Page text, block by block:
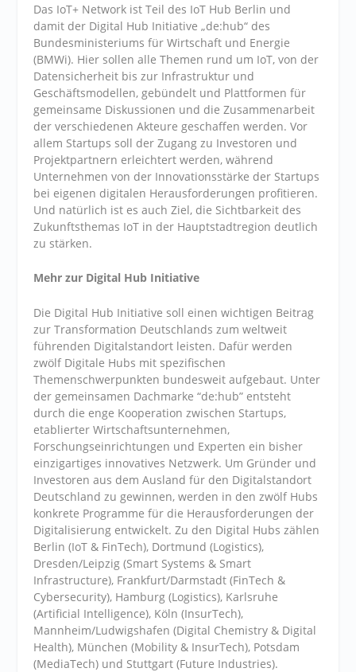
Das IoT+ Network ist Teil des IoT Hub Berlin und
damit der Digital Hub Initiative „de:hub“ des
Bundesministeriums für Wirtschaft und Energie
(BMWi). Hier sollen alle Themen rund um IoT, von der
Datensicherheit bis zur Infrastruktur und
Geschäftsmodellen, gebündelt und Plattformen für
gemeinsame Diskussionen und die Zusammenarbeit
der verschiedenen Akteure geschaffen werden. Vor
allem Startups soll der Zugang zu Investoren und
Projektpartnern erleichtert werden, während
Unternehmen von der Innovationsstärke der Startups
bei eigenen digitalen Herausforderungen profitieren.
Und natürlich ist es auch Ziel, die Sichtbarkeit des
Zukunftsthemas IoT in der Hauptstadtregion deutlich
zu stärken.
Mehr zur Digital Hub Initiative
Die Digital Hub Initiative soll einen wichtigen Beitrag
zur Transformation Deutschlands zum weltweit
führenden Digitalstandort leisten. Dafür werden
zwölf Digitale Hubs mit spezifischen
Themenschwerpunkten bundesweit aufgebaut. Unter
der gemeinsamen Dachmarke “de:hub” entsteht
durch die enge Kooperation zwischen Startups,
etablierter Wirtschaftsunternehmen,
Forschungseinrichtungen und Experten ein bisher
einzigartiges innovatives Netzwerk. Um Gründer und
Investoren aus dem Ausland für den Digitalstandort
Deutschland zu gewinnen, werden in den zwölf Hubs
konkrete Programme für die Herausforderungen der
Digitalisierung entwickelt. Zu den Digital Hubs zählen
Berlin (IoT & FinTech), Dortmund (Logistics),
Dresden/Leipzig (Smart Systems & Smart
Infrastructure), Frankfurt/Darmstadt (FinTech &
Cybersecurity), Hamburg (Logistics), Karlsruhe
(Artificial Intelligence), Köln (InsurTech),
Mannheim/Ludwigshafen (Digital Chemistry & Digital
Health), München (Mobility & InsurTech), Potsdam
(MediaTech) und Stuttgart (Future Industries).